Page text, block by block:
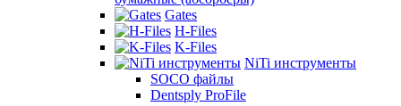
Gates
H-Files
K-Files
NiTi инструменты
SOCO файлы
Dentsply ProFile